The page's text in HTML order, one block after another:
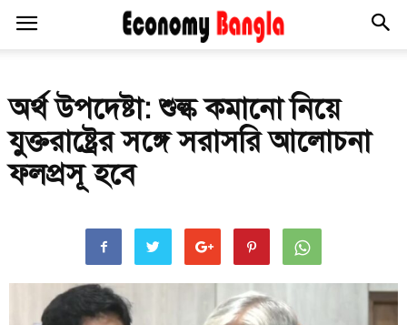
অর্থ উপদেষ্টা: শুল্ক কমানো নিয়ে
যুক্তরাষ্ট্রের সঙ্গে সরাসরি আলোচনা
ফলপ্রসূ হবে